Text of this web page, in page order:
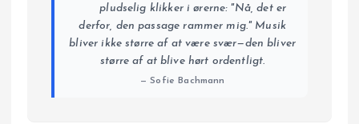
pludselig klikker i ørerne: "Nå, det er
derfor, den passage rammer mig." Musik
bliver ikke større af at være svær—den bliver
større af at blive hørt ordentligt.
— Sofie Bachmann